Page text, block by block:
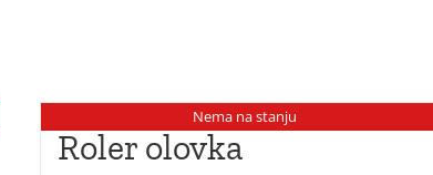
Nema na stanju
Roler olovka